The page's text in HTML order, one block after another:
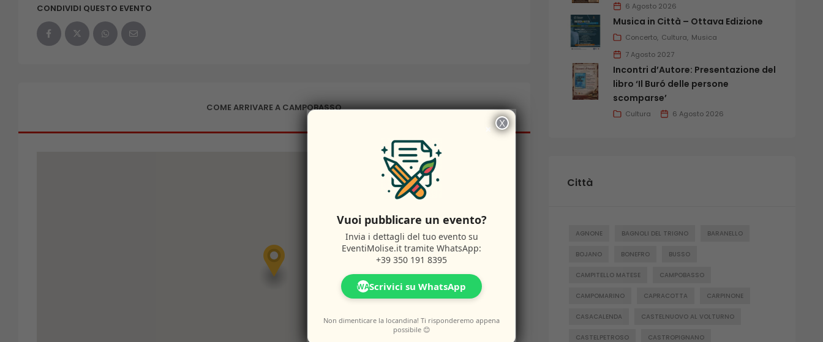
CONDIVIDI QUESTO EVENTO
COME ARRIVARE A CAMPOBASSO
6 Agosto 2026
Musica in Città – Ottava Edizione
Concerto Cultura Musica
7 Agosto 2027
Incontri d’Autore: Presentazione del
libro ‘Il Buró delle persone
scomparse’
Cultura 6 Agosto 2026
Città
AGNONE BAGNOLI DEL TRIGNO BARANELLO
BOJANO BONEFRO BUSSO
CAMPITELLO MATESE CAMPOBASSO
CAMPOMARINO CAPRACOTTA CARPINONE
CASACALENDA CASTELNUOVO AL VOLTURNO
CASTELPETROSO CASTROPIGNANO
×
Vuoi pubblicare un evento?
Invia i dettagli del tuo evento su
EventiMolise.it tramite WhatsApp:
+39 350 191 8395
WAScrivici su WhatsApp
Non dimenticare la locandina! Ti risponderemo appena
possibile 😊
X